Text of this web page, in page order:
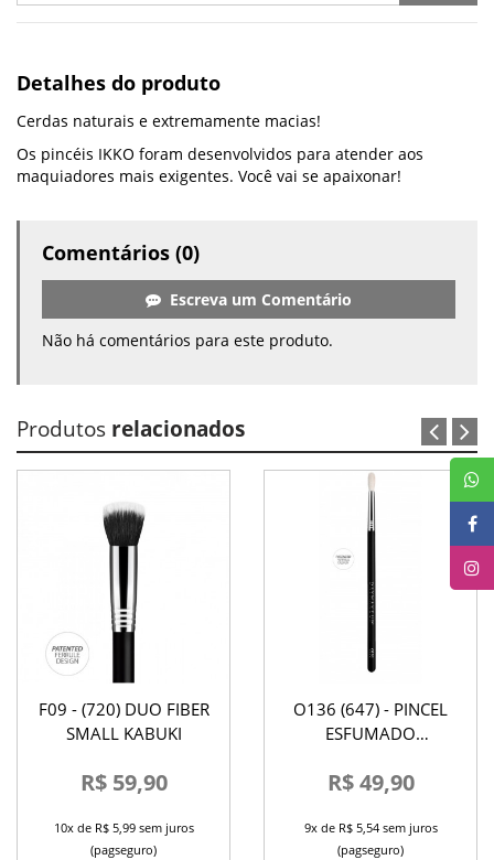
Detalhes do produto
Cerdas naturais e extremamente macias!
Os pincéis IKKO foram desenvolvidos para atender aos
maquiadores mais exigentes. Você vai se apaixonar!
Comentários (0)
Escreva um Comentário
Não há comentários para este produto.
Produtos relacionados
F09 - (720) DUO FIBER
SMALL KABUKI
R$ 59,90
10x de R$ 5,99 sem juros
(pagseguro)
O136 (647) - PINCEL
ESFUMADO
R$ 49,90
9x de R$ 5,54 sem juros
(pagseguro)